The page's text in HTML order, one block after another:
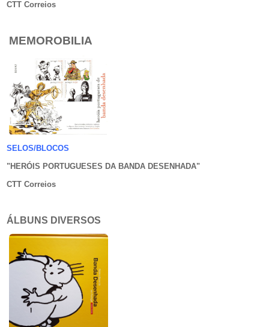
CTT Correios
MEMOROBILIA
SELOS/BLOCOS
"HERÓIS PORTUGUESES DA BANDA DESENHADA"
CTT Correios
ÁLBUNS DIVERSOS